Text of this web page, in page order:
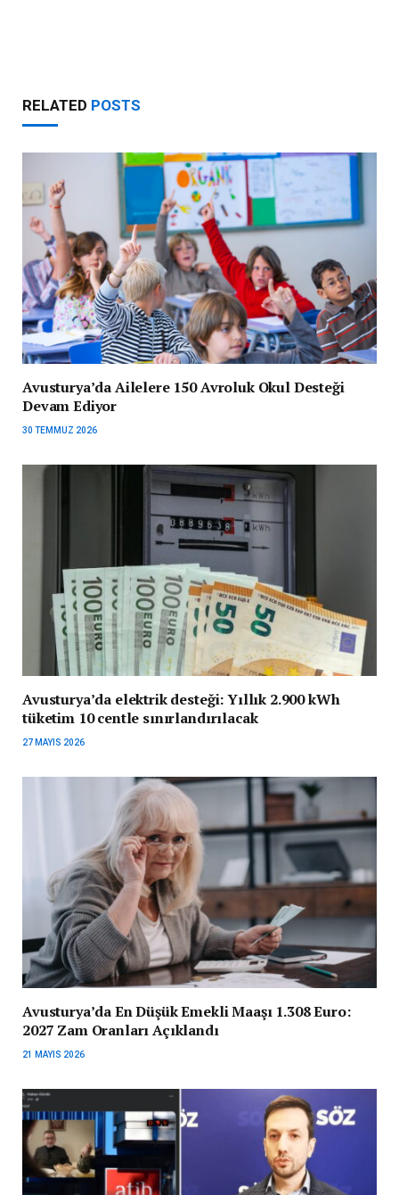
RELATED POSTS
Avusturya’da Ailelere 150 Avroluk Okul Desteği
Devam Ediyor
30 TEMMUZ 2026
Avusturya’da elektrik desteği: Yıllık 2.900 kWh
tüketim 10 centle sınırlandırılacak
27 MAYIS 2026
Avusturya’da En Düşük Emekli Maaşı 1.308 Euro:
2027 Zam Oranları Açıklandı
21 MAYIS 2026